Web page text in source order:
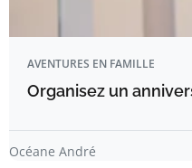
AVENTURES EN FAMILLE
Organisez un
Océane André